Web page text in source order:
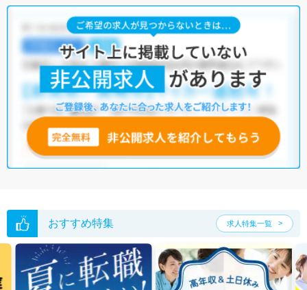
蓮田市の理学療法士求人では以下のような条件が人気です。
土日祝休・積極採用中・ 残業少なめ 正社員(正職員)
・クリニック・介護福祉施設・訪問リハビリ(在宅医療)
リハビリ
・ その他
他の条件でも人気の求人がございますので、「こだわり条件」から検索
いただくか、お気軽にお問い合わせください。
全国の理学療法士求人
無料転職支援サービス
にお申し込みいただくと、ご希望条件をヒアリン
グした上で求人をご提案いたします。
い。
おすすめ特集 求人特集一覧